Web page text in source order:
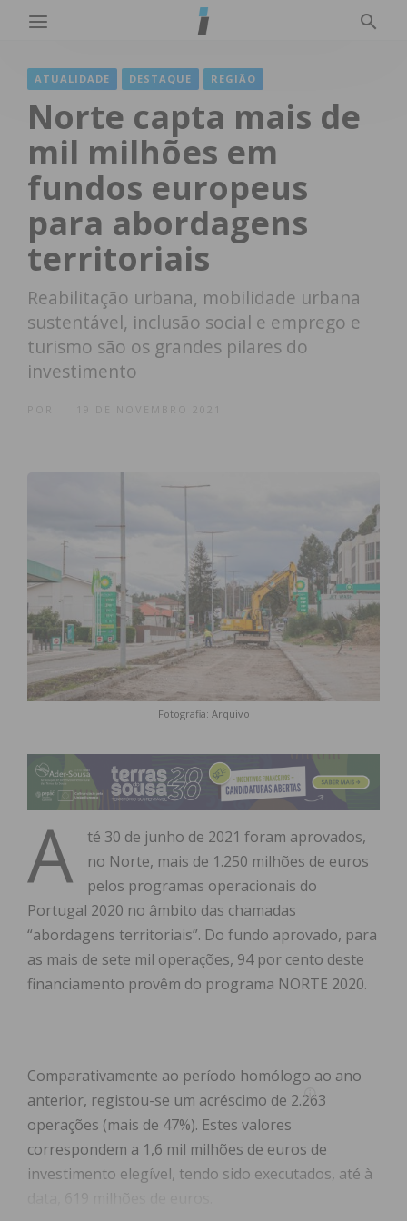
ATUALIDADE DESTAQUE REGIÃO
Norte capta mais de
mil milhões em
fundos europeus
para abordagens
territoriais
Reabilitação urbana, mobilidade urbana
sustentável, inclusão social e emprego e
turismo são os grandes pilares do
investimento
Fotografia: Arquivo
A
té 30 de junho de 2021 foram aprovados,
no Norte, mais de 1.250 milhões de euros
pelos programas operacionais do
Portugal 2020 no âmbito das chamadas
“abordagens territoriais”. Do fundo aprovado, para
as mais de sete mil operações, 94 por cento deste
financiamento provêm do programa NORTE 2020.
Comparativamente ao período homólogo ao ano
anterior, registou-se um acréscimo de 2.263
operações (mais de 47%). Estes valores
correspondem a 1,6 mil milhões de euros de
investimento elegível, tendo sido executados, até à